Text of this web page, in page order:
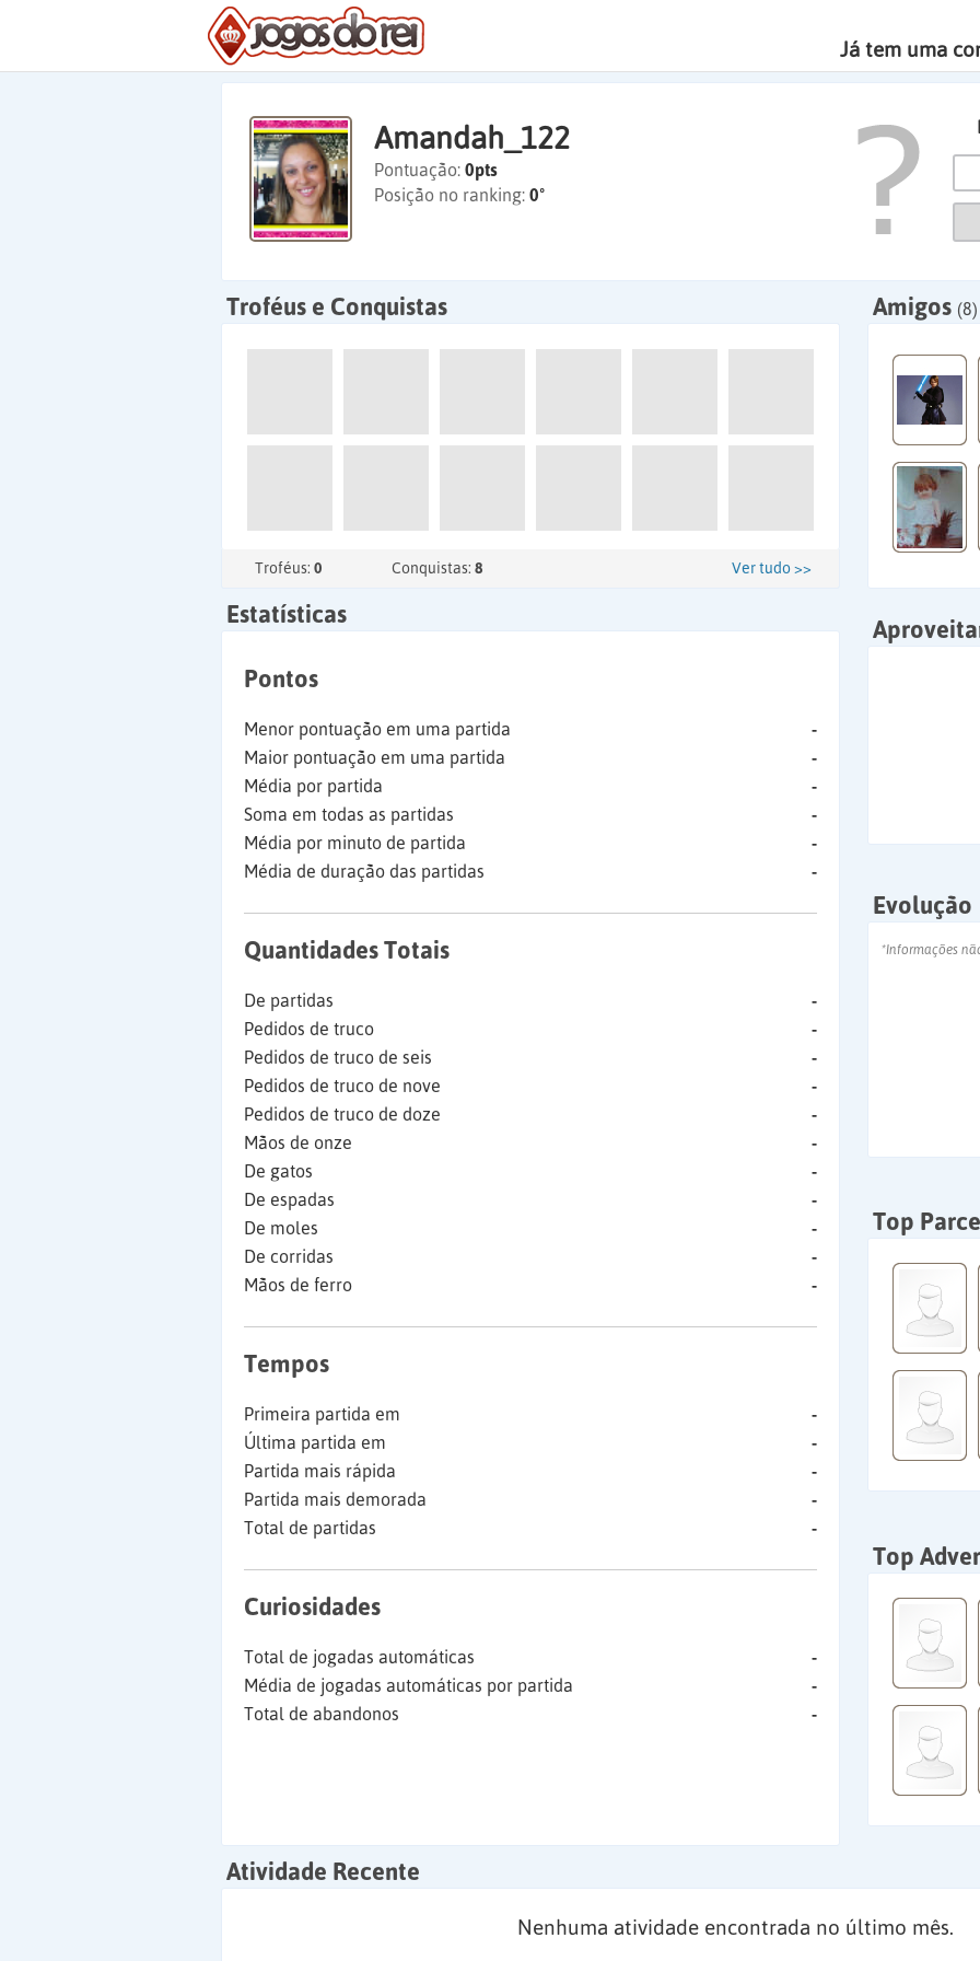
Já tem uma
Amandah_122
Pontuação: 0pts
Posição no ranking: 0º
Troféus e Conquistas
Troféus: 0 Conquistas: 8 Ver tudo >>
Amigos (8)
Estatísticas
Pontos
Menor pontuação em uma partida
-
Maior pontuação em uma partida
-
Média por partida
-
Soma em todas as partidas
-
Média por minuto de partida
-
Média de duração das partidas
-
Quantidades Totais
De partidas
-
Pedidos de truco
-
Pedidos de truco de seis
-
Pedidos de truco de nove
-
Pedidos de truco de doze
-
Mãos de onze
-
De gatos
-
De espadas
-
De moles
-
De corridas
-
Mãos de ferro
-
Tempos
Primeira partida em
-
Última partida em
-
Partida mais rápida
-
Partida mais demorada
-
Total de partidas
-
Curiosidades
Total de jogadas automáticas
-
Média de jogadas automáticas por partida
-
Total de abandonos
-
Evolução
*Informações
Top
Top
Atividade Recente
Nenhuma atividade encontrada no último mês.